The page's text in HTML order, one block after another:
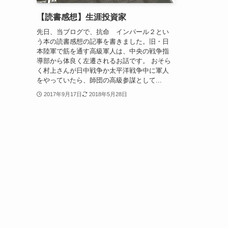
【読書感想】生涯投資家
先日、当ブログで、抗命 インパール２とい
う本の読書感想の記事を書きました。旧・日
本陸軍で筋を通す高級軍人は、中央の戦争指
導部から体良く左遷されるお話です。 おそら
く村上さんが日中戦争か太平洋戦争中に軍人
をやっていたら、師団の高級参謀として...
2017年9月17日 2018年5月28日